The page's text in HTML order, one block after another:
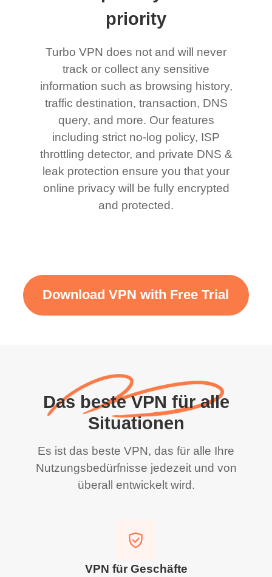
priority
Turbo VPN does not and will never
track or collect any sensitive
information such as browsing history,
traffic destination, transaction, DNS
query, and more. Our features
including strict no-log policy, ISP
throttling detector, and private DNS &
leak protection ensure you that your
online privacy will be fully encrypted
and protected.
Download VPN with Free Trial
Das beste VPN für alle
Situationen
Es ist das beste VPN, das für alle Ihre
Nutzungsbedürfnisse jedezeit und von
überall entwickelt wird.
VPN für Geschäfte